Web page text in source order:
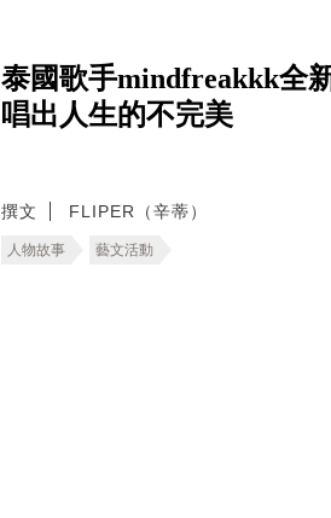
泰國歌手mindfreakkk全
唱出人生的不完美
撰文 FLIPER（辛蒂）
人物故事 藝文活動